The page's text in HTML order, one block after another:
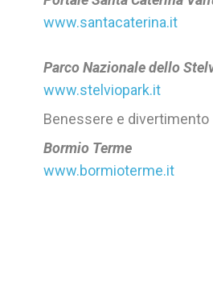
www.santacaterina.it
Parco Nazionale dello
www.stelviopark.it
Benessere e divertimento
Bormio Terme
www.bormioterme.it